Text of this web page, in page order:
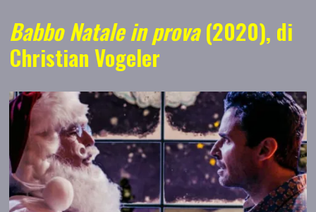
Babbo Natale in prova(2020), di
Christian Vogeler